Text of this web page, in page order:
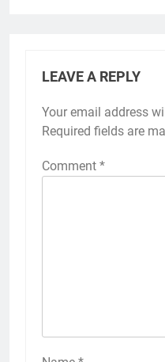
LEAVE A REPLY
Your email address
Required fields are
Comment *